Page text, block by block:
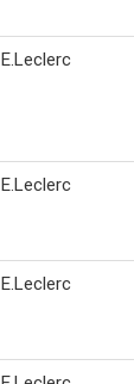
E.Leclerc
E.Leclerc
E.Leclerc